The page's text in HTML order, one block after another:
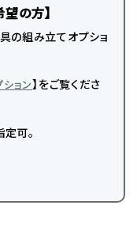
の方】
の組み立てオプショ
ョン】をご覧くださ
可。